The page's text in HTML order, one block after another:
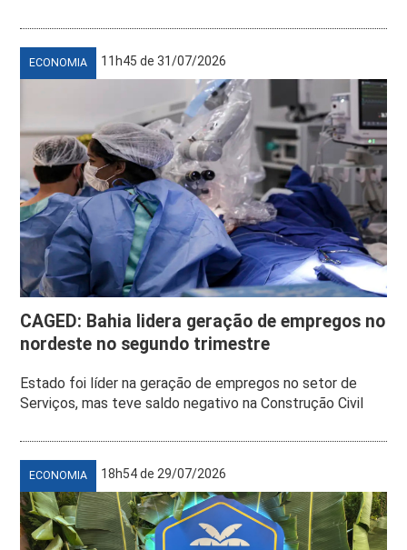
ECONOMIA 11h45 de 31/07/2026
CAGED: Bahia lidera geração de empregos no
nordeste no segundo trimestre
Estado foi líder na geração de empregos no setor de
Serviços, mas teve saldo negativo na Construção Civil
ECONOMIA 18h54 de 29/07/2026